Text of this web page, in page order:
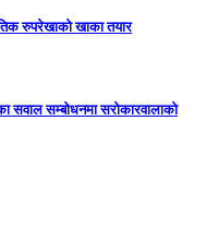
रुपरेखाको खाका तयार
सवाल सम्बोधनमा सरोकारवालाको